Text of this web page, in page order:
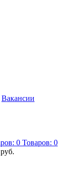
Вакансии
0 Товаров: 0